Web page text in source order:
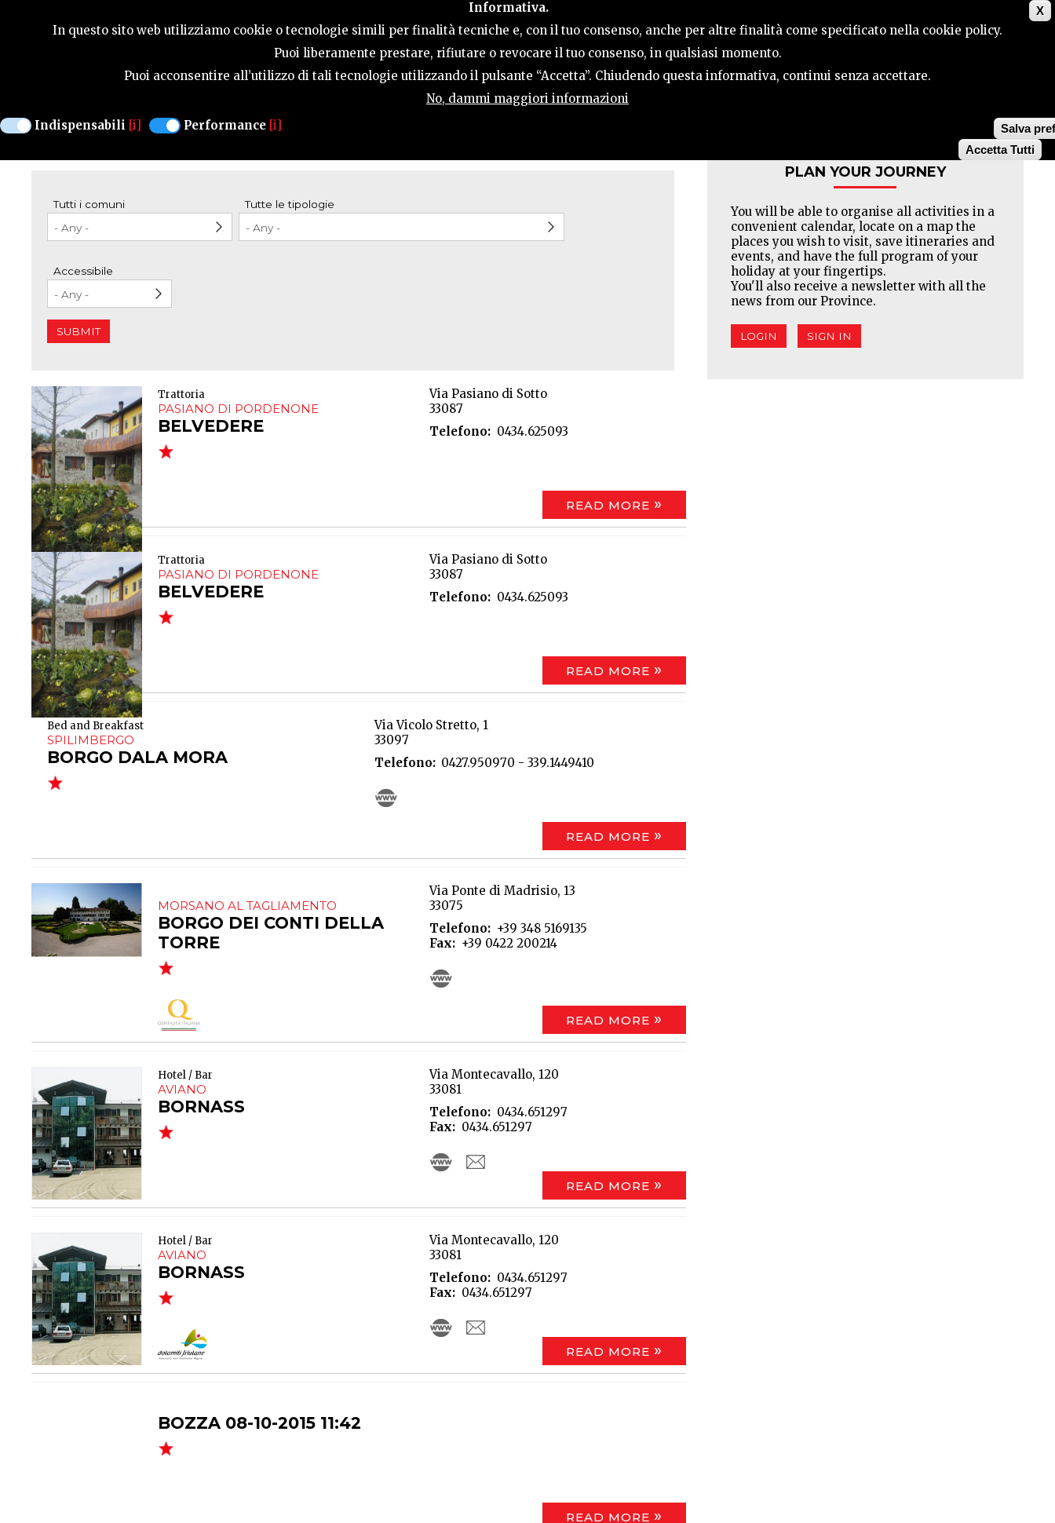
X
Informativa.
In questo sito web utilizziamo cookie o tecnologie simili per finalità tecniche e, con il tuo consenso, anche per altre finalità come specificato nella cookie policy.
Puoi liberamente prestare, rifiutare o revocare il tuo consenso, in qualsiasi momento.
Puoi acconsentire all’utilizzo di tali tecnologie utilizzando il pulsante “Accetta”. Chiudendo questa informativa, continui senza accettare.
No, dammi maggiori informazioni
Indispensabili [i] Performance [i]
Salva
Accetta Tutti
SEASONS ACTIVITIES HOSPITALITY TERRITORY CONTACTS SEARCH
WHERE TO STAY
Tutti i comuni Tutte le tipologie
Accessibile
Trattoria
PASIANO DI PORDENONE
BELVEDERE
Via Pasiano di Sotto
33087
Telefono
0434.625093
READ MORE
Trattoria
PASIANO DI PORDENONE
BELVEDERE
Via Pasiano di Sotto
33087
Telefono
0434.625093
READ MORE
Bed and Breakfast
SPILIMBERGO
BORGO DALA MORA
Via Vicolo Stretto, 1
33097
Telefono
0427.950970 - 339.1449410
READ MORE
MORSANO AL TAGLIAMENTO
BORGO DEI CONTI DELLA
TORRE
Via Ponte di Madrisio, 13
33075
Telefono
+39 348 5169135
Fax
+39 0422 200214
READ MORE
Hotel / Bar
AVIANO
BORNASS
Via Montecavallo, 120
33081
Telefono
0434.651297
Fax
0434.651297
READ MORE
Hotel / Bar
AVIANO
BORNASS
Via Montecavallo, 120
33081
Telefono
0434.651297
Fax
0434.651297
READ MORE
BOZZA 08-10-2015 11:42
READ MORE
PLAN YOUR JOURNEY
You will be able to organise all activities in a
convenient calendar, locate on a map the
places you wish to visit, save itineraries and
events, and have the full program of your
holiday at your fingertips.
You'll also receive a newsletter with all the
news from our Province.
LOGIN SIGN IN